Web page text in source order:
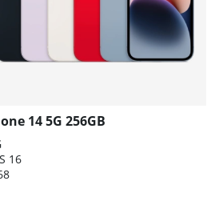
14 5G 256GB
16